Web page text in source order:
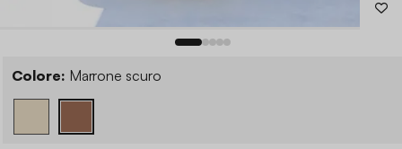
Colore: Marrone scuro